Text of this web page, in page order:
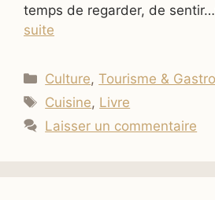
temps de regarder, de
suite
Catégories
Culture,Tourisme &
Étiquettes
Cuisine, Livre
Laisser un commentaire